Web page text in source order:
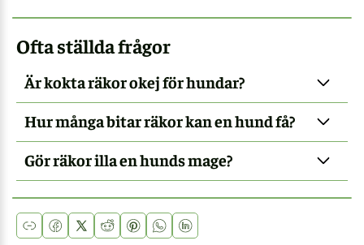
Ofta ställda frågor
Är kokta räkor okej för hundar?
Hur många bitar räkor kan en hund få?
Gör räkor illa en hunds mage?